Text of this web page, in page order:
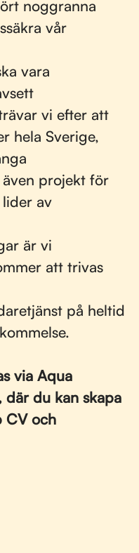
noggranna
vår
vara
vi efter att
hela Sverige,
projekt för
av
är vi
att trivas
på heltid
via Aqua
där du kan skapa
CV och